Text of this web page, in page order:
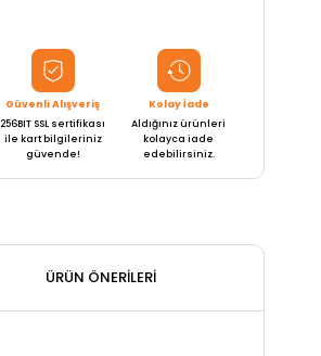
Güvenli Alışveriş
256BIT SSL sertifikası
ile kart bilgileriniz
güvende!
Kolay İade
Aldığınız ürünleri
kolayca iade
edebilirsiniz.
ÜRÜN ÖNERILERI